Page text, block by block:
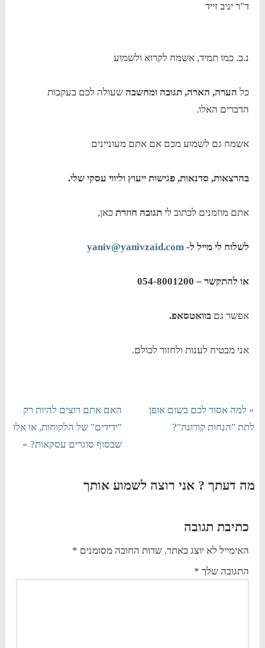
ד"ר יניב זייד
נ.ב. כמו תמיד, אשמח לקרוא ולשמוע
כל הערה, הארה, תגובה ומחשבהשעולה לכם בעקבות
הדברים האלו.
אשמח גם לשמוע מכם אם אתם מעוניינים
בהרצאות, סדנאות, פגישות ייעוץ וליווי עסקי שלי.
אתם מוזמנים לכתוב לי תגובה חוזרת כאן,
לשלוח לי מייל ל-yaniv@yanivzaid.com
או להתקשר – 054-8001200
אפשר גםבוואטסאפ.
אני מבטיח לענות ולחזור לכולם.
« למה אסור לכם בשום אופן
לתת "הנחות קורונה"?
האם אתם רוצים להיות רק
"ידידים" של הלקוחות, או אלו
שבסוף סוגרים עסקאות? »
מה דעתך ? אני רוצה לשמוע אותך
כתיבת תגובה
האימייל לא יוצג באתר. שדות החובה מסומנים *
התגובה שלך *